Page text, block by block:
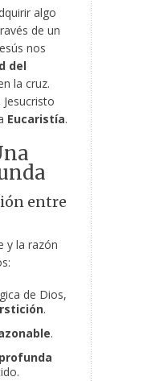
algo
de un
nos
del
la cruz.
Eucaristía.
entre
y la razón
de Dios,
.
.